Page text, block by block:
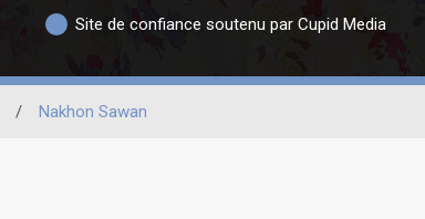
Site de confiance soutenu par Cupid Media
/ Nakhon Sawan